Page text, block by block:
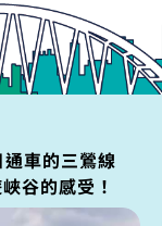
車的三鶯線
谷的感受！